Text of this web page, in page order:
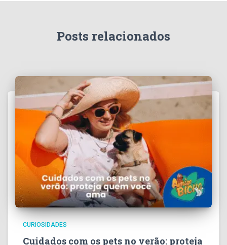
Posts relacionados
CURIOSIDADES
Cuidados com os pets no verão: proteja